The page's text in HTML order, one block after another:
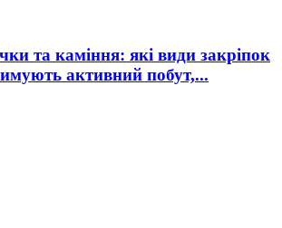
та каміння: які види закріпок
активний побут,...